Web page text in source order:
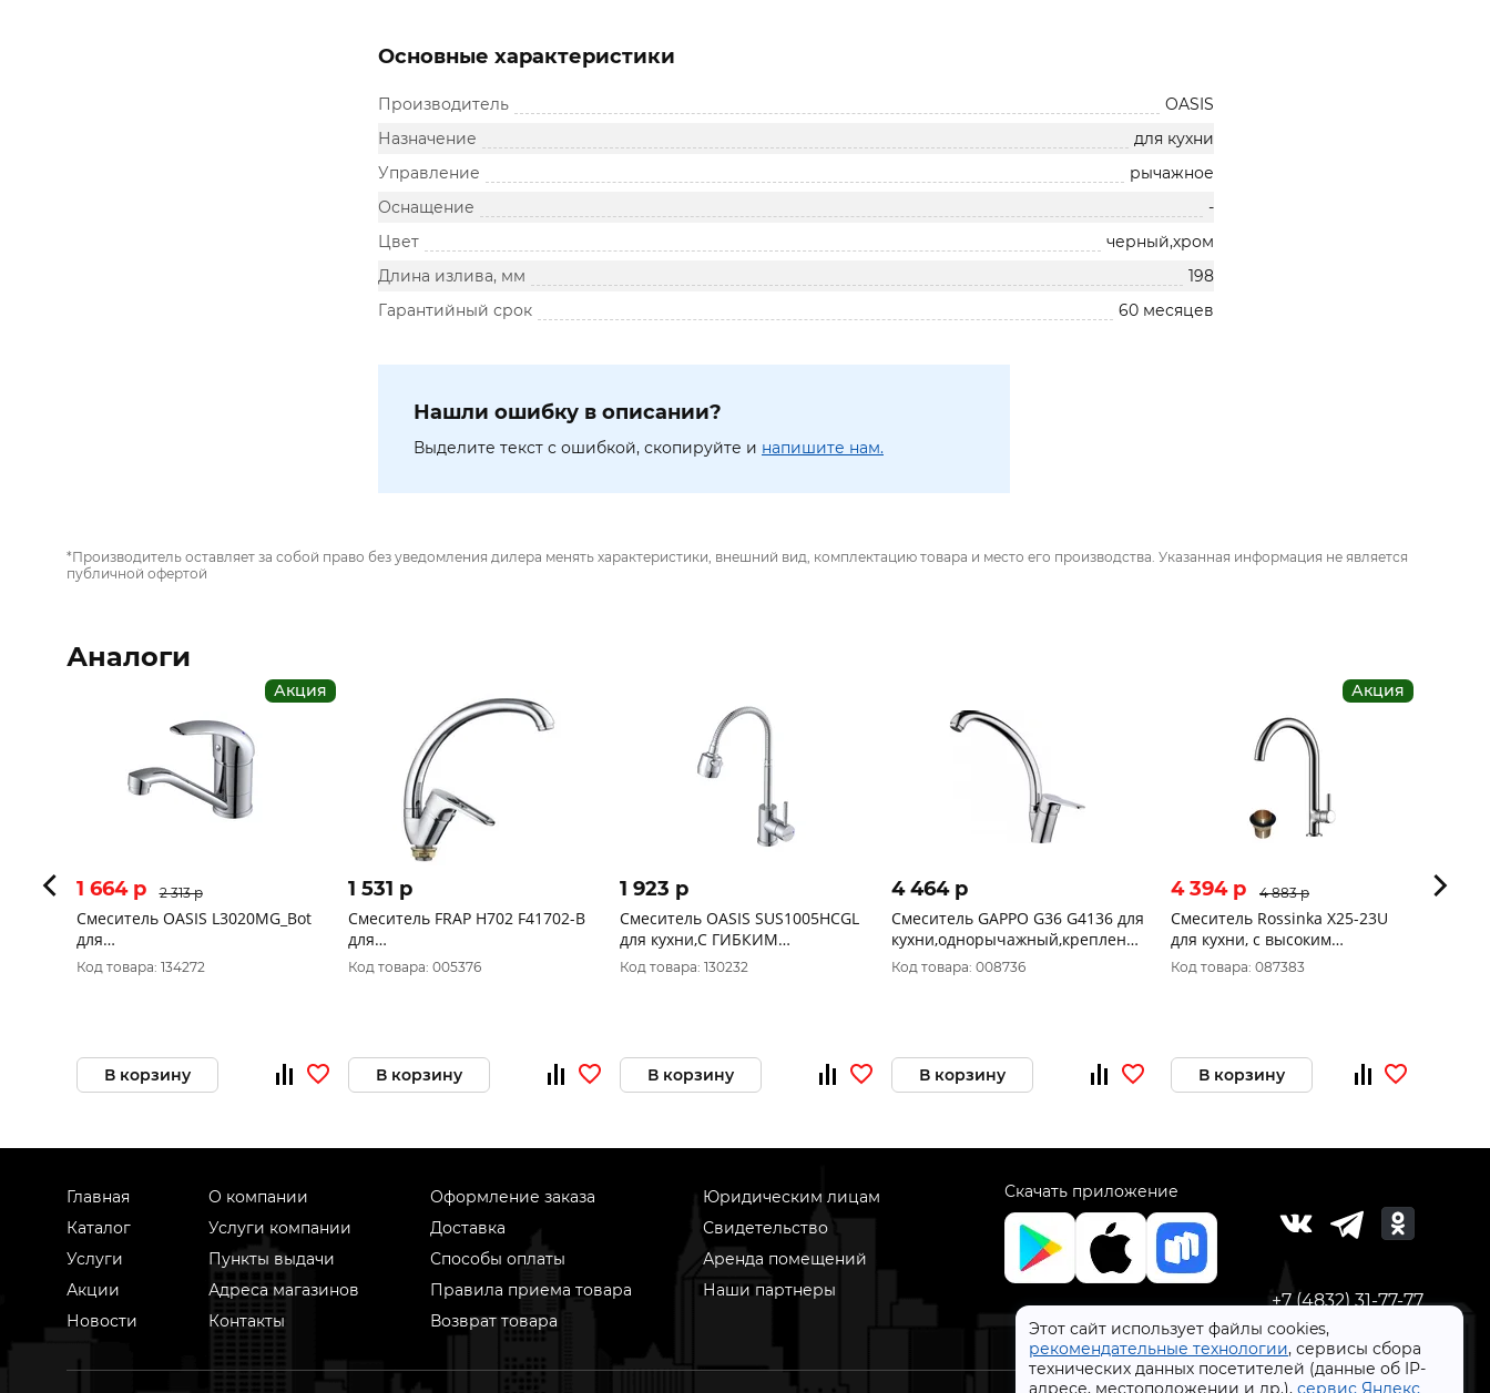
Этот сайт использует файлы cookies,
рекомендательные технологии, сервисы сбора
технических данных посетителей (данные об IP-
адресе, местоположении и др.), сервис Яндекс
Основные характеристики
Производитель
OASIS
Назначение
для кухни
Управление
рычажное
Оснащение
-
Цвет
черный,хром
Длина излива, мм
198
Гарантийный срок
60 месяцев
Нашли ошибку в описании?
Выделите текст с ошибкой, скопируйте и напишите нам.
*Производитель оставляет за собой право без уведомления дилера менять характеристики, внешний вид, комплектацию товара и место его производства. Указанная информация не является
публичной офертой
Аналоги
Акция
1 664 p 2 313 p
Смеситель OASIS L3020MG_Bot
для
умывальника,однорычажный,крепление
гайка,латунный *АКЦИЯ
Код товара: 134272
В корзину
1 531 p
Смеситель FRAP H702 F41702-B
для
кухни,однорычажный,крепление
гайка, силуминовый корпус
Код товара: 005376
В корзину
1 923 p
Смеситель OASIS SUS1005НСGL
для кухни,С ГИБКИМ
ИЗЛИВОМ,однорычажный,корпус
нержавеющая сталь
Код товара: 130232
В корзину
4 464 p
Смеситель GAPPO G36 G4136 для
кухни,однорычажный,крепление
гайка, латунный корпус
Код товара: 008736
В корзину
Акция
4 394 p 4 883 p
Смеситель Rossinka X25-23U
для кухни, с высоким
поворотным изливом, хром
Распродажа
Код товара: 087383
В корзину
1 979
Главная
Каталог
Услуги
Акции
Новости
О компании
Услуги компании
Пункты выдачи
Адреса магазинов
Контакты
Оформление заказа
Доставка
Способы оплаты
Правила приема товара
Возврат товара
Юридическим лицам
Свидетельство
Аренда помещений
Наши партнеры
Скачать приложение
+7 (4832) 31-77-77